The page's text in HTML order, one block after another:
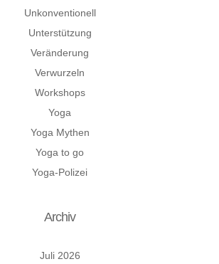
Unkonventionell
Unterstützung
Veränderung
Verwurzeln
Workshops
Yoga
Yoga Mythen
Yoga to go
Yoga-Polizei
Archiv
Juli 2026